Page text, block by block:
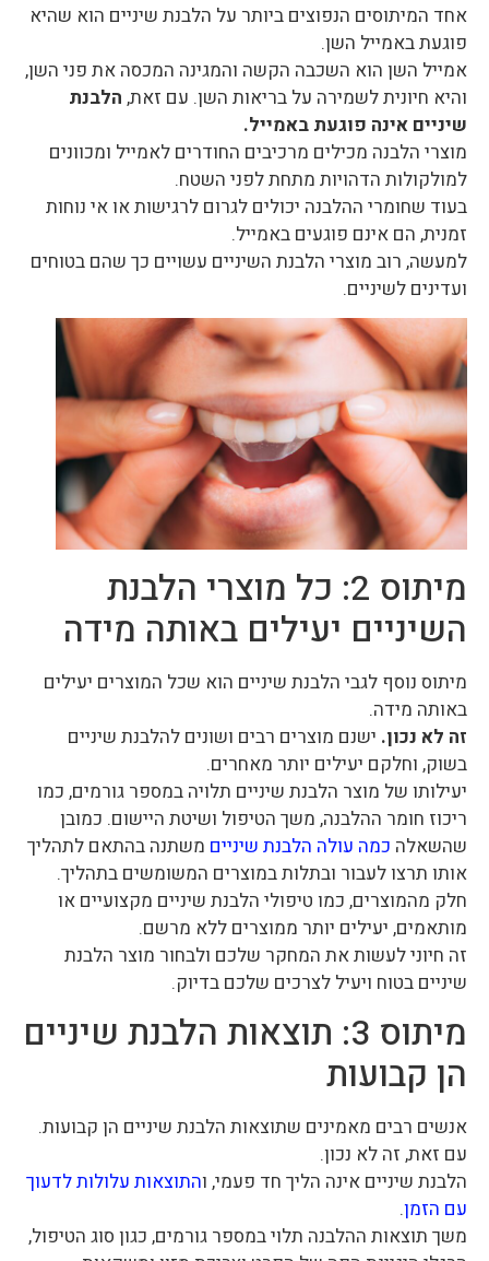
אחד המיתוסים הנפוצים ביותר על הלבנת שיניים הוא שהיא
פוגעת באמייל השן.
אמייל השן הוא השכבה הקשה והמגינה המכסה את פני השן,
והיא חיונית לשמירה על בריאות השן. עם זאת, הלבנת
שיניים אינה פוגעת באמייל.
מוצרי הלבנה מכילים מרכיבים החודרים לאמייל ומכוונים
למולקולות הדהויות מתחת לפני השטח.
בעוד שחומרי ההלבנה יכולים לגרום לרגישות או אי נוחות
זמנית, הם אינם פוגעים באמייל.
למעשה, רוב מוצרי הלבנת השיניים עשויים כך שהם בטוחים
ועדינים לשיניים.
מיתוס 2: כל מוצרי הלבנת
השיניים יעילים באותה מידה
מיתוס נוסף לגבי הלבנת שיניים הוא שכל המוצרים יעילים
באותה מידה.
זה לא נכון. ישנם מוצרים רבים ושונים להלבנת שיניים
בשוק, וחלקם יעילים יותר מאחרים.
יעילותו של מוצר הלבנת שיניים תלויה במספר גורמים, כמו
ריכוז חומר ההלבנה, משך הטיפול ושיטת היישום. כמובן
שהשאלה כמה עולה הלבנת שיניים משתנה בהתאם לתהליך
אותו תרצו לעבור ובתלות במוצרים המשומשים בתהליך.
חלק מהמוצרים, כמו טיפולי הלבנת שיניים מקצועיים או
מותאמים, יעילים יותר ממוצרים ללא מרשם.
זה חיוני לעשות את המחקר שלכם ולבחור מוצר הלבנת
שיניים בטוח ויעיל לצרכים שלכם בדיוק.
מיתוס 3: תוצאות הלבנת שיניים
הן קבועות
אנשים רבים מאמינים שתוצאות הלבנת שיניים הן קבועות.
עם זאת, זה לא נכון.
הלבנת שיניים אינה הליך חד פעמי, והתוצאות עלולות לדעוך
עם הזמן.
משך תוצאות ההלבנה תלוי במספר גורמים, כגון סוג הטיפול,